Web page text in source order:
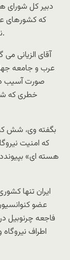
دبير کل شورای
که کشورهای
نشت تشعشعات هسته ای بوشهر داشته باشند.
آقای الزيانی
عرب و جامعه
صورت آسيب
خطری که
بگفته وی، شش
که امنيت
هسته ای»
ايران تنها
عضو